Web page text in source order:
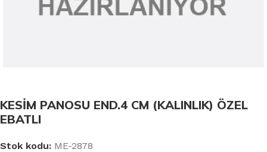
KESİM PANOSU END.4 CM (KALINLIK) ÖZEL
EBATLI
Stok kodu: ME-2878